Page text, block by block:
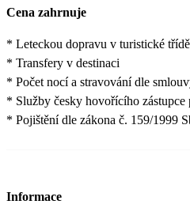
Cena zahrnuje
* Leteckou dopravu v turistické
* Transfery v destinaci
* Počet nocí a stravování dle
* Služby česky hovořícího zástupce
* Pojištění dle zákona č. 159/1999
Informace